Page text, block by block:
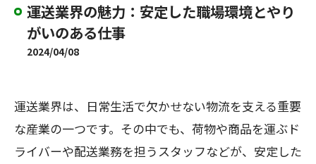
運送業界の魅力：安定した職場環境とやり
がいのある仕事
2024/04/08
運送業界は、日常生活で欠かせない物流を支える重要
な産業の一つです。その中でも、荷物や商品を運ぶド
ライバーや配送業務を担うスタッフなどが、安定した